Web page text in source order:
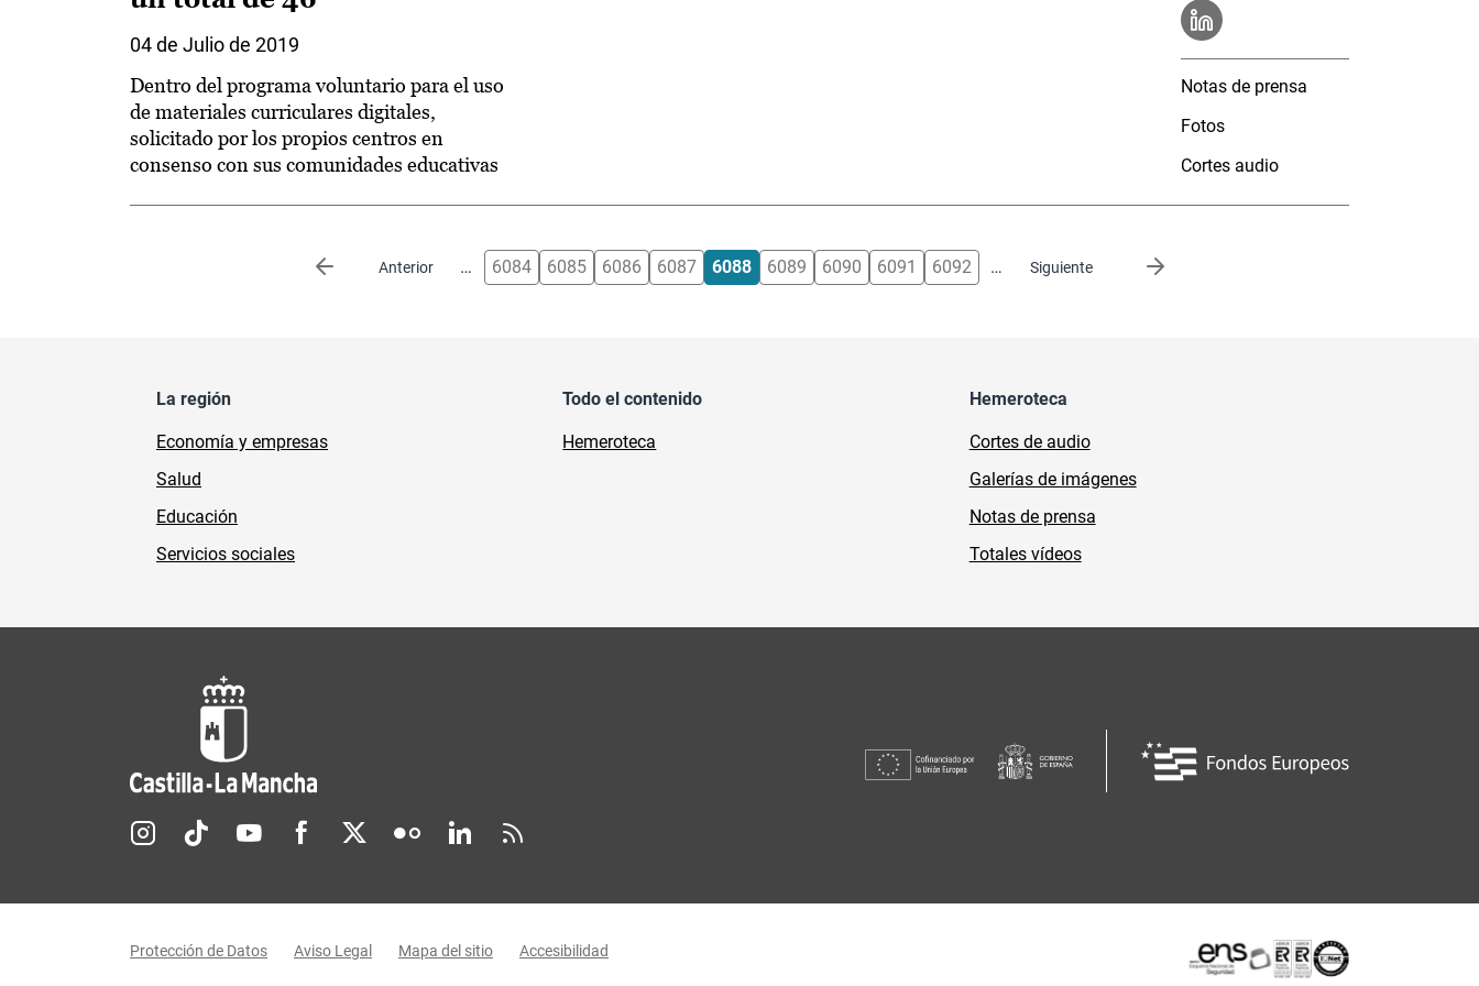
04 de Julio de 2019
Dentro del programa voluntario para el uso
de materiales curriculares digitales,
solicitado por los propios centros en
consenso con sus comunidades educativas
Notas de prensa
Fotos
Cortes audio
Anterior
Página anterior … 6084 6085 6086 6087 6088 6089 6090 6091 6092 … Siguiente
Siguiente página
La región
Economía y empresas
Salud
Educación
Servicios sociales
Todo el contenido
Hemeroteca
Hemeroteca
Cortes de audio
Galerías de imágenes
Notas de prensa
Totales vídeos
Redes sociales JCCM
Protección de Datos Aviso Legal Mapa del sitio Accesibilidad Certificaciones